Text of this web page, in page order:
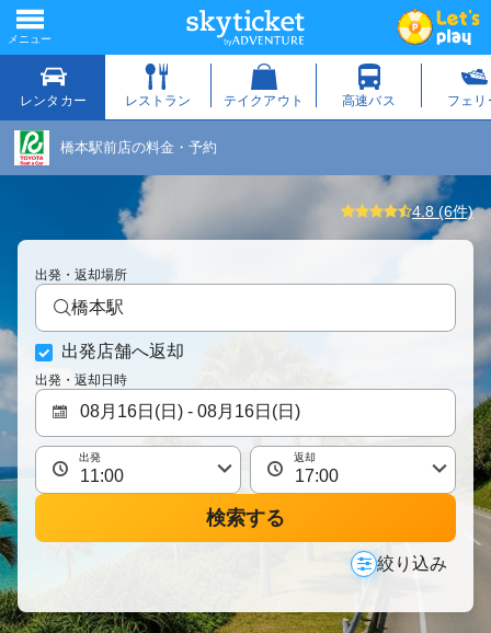
橋本駅前店の料金・予約
4.8 (6件)
出発・返却場所
橋本駅
出発店舗へ返却
出発・返却日時
出発 返却
検索する
絞り込み